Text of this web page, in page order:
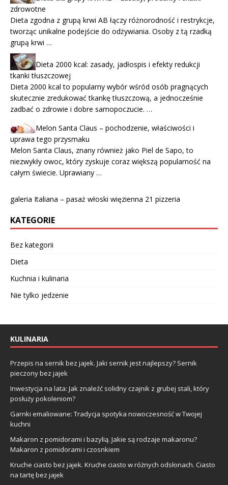
zdrowotne
Dieta zgodna z grupą krwi AB łączy różnorodność i restrykcje,
tworząc unikalne podejście do odżywiania. Osoby z tą rzadką
grupą krwi …
Dieta 2000 kcal: zasady, jadłospis i efekty redukcji
tkanki tłuszczowej
Dieta 2000 kcal to popularny wybór wśród osób pragnących
skutecznie zredukować tkankę tłuszczową, a jednocześnie
zadbać o zdrowie i dobre samopoczucie. …
Melon Santa Claus – pochodzenie, właściwości i
uprawa tego przysmaku
Melon Santa Claus, znany również jako Piel de Sapo, to
niezwykły owoc, który zyskuje coraz większą popularność na
całym świecie. Uprawiany …
galeria Italiana – pasaż włoski więzienna 21 pizzeria
KATEGORIE
Bez kategorii
Dieta
Kuchnia i kulinaria
Nie tylko jedzenie
KULINARIA
Przepis na sernik bez jajek. Jaki sernik jest najlepszy? Sernik
pieczony bez jajek
Inwestycja na lata: Jak znaleźć solidny czajnik z grubej stali, który
posłuży pokoleniom?
Garnki emaliowane: Tradycja spotyka nowoczesność w Twojej
kuchni
Makaron z pomidorami i bazylią. Jakie są rodzaje makaronu?
Makaron z pomidorami i czosnkiem
Kruche ciasto bez jajek. Kruche ciasto w różnych odsłonach. Ciasto
na tartę bez jajek